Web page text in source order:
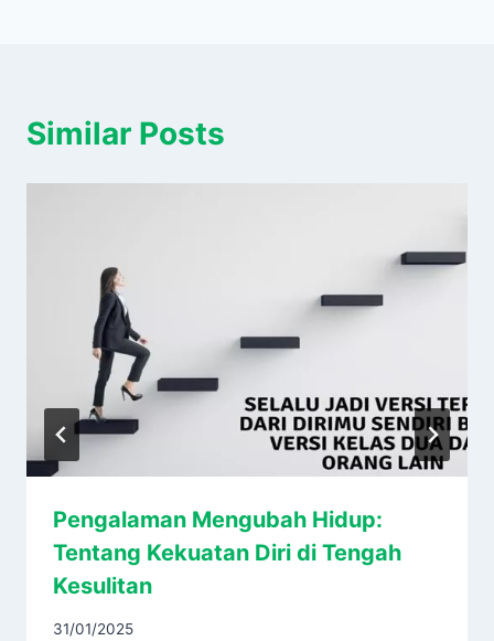
Similar Posts
Pengalaman Mengubah Hidup:
Tentang Kekuatan Diri di Tengah
Kesulitan
31/01/2025